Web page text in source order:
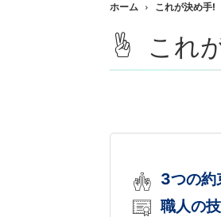
ホーム これが決め手!
これ
3つの約
職人の